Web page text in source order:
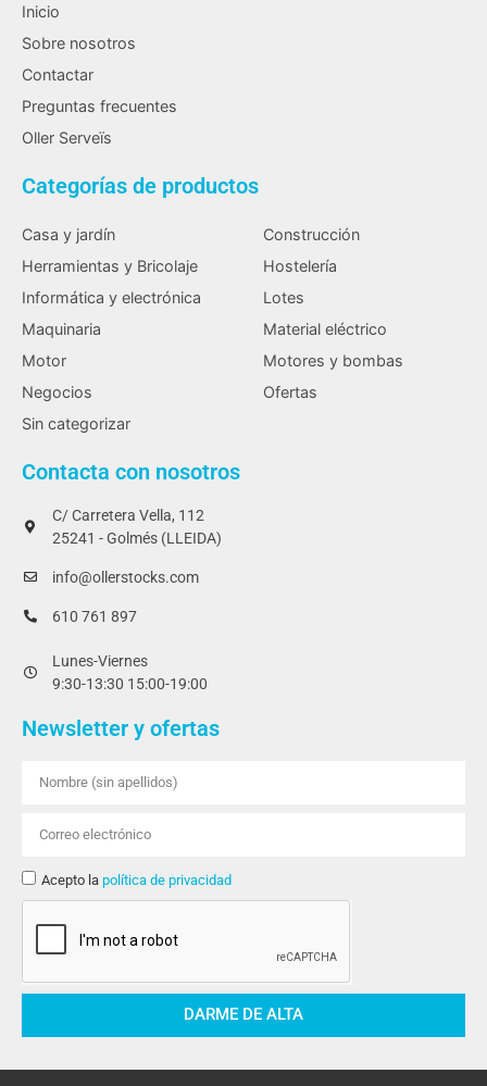
Inicio
Sobre nosotros
Contactar
Preguntas frecuentes
Oller Serveïs
Categorías de productos
Casa y jardín
Construcción
Herramientas y Bricolaje
Hostelería
Informática y electrónica
Lotes
Maquinaria
Material eléctrico
Motor
Motores y bombas
Negocios
Ofertas
Sin categorizar
Contacta con nosotros
C/ Carretera Vella, 112
25241 - Golmés (LLEIDA)
info@ollerstocks.com
610 761 897
Lunes-Viernes
9:30-13:30 15:00-19:00
Newsletter y ofertas
Acepto la política de privacidad
DARME DE ALTA